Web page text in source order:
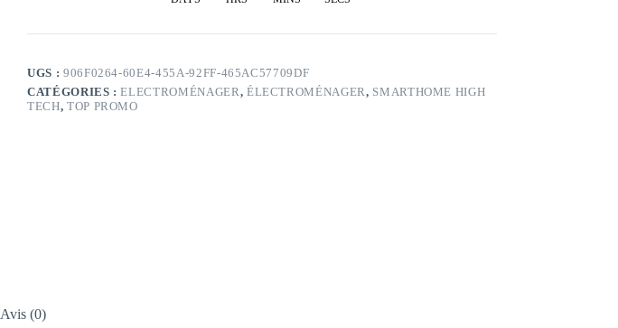
UGS : 906F0264-60E4-455A-92FF-465AC57709DF
CATÉGORIES :ELECTROMÉNAGER, ÉLECTROMÉNAGER, SMARTHOME HIGH
TECH, TOP PROMO
Avis (0)